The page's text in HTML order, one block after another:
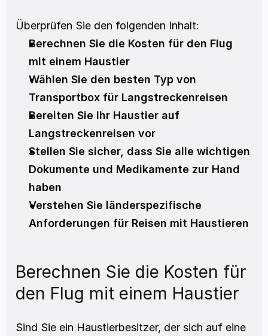
Überprüfen Sie den folgenden Inhalt:
Berechnen Sie die Kosten für den Flug
mit einem Haustier
Wählen Sie den besten Typ von
Transportbox für Langstreckenreisen
Bereiten Sie Ihr Haustier auf
Langstreckenreisen vor
Stellen Sie sicher, dass Sie alle wichtigen
Dokumente und Medikamente zur Hand
haben
Verstehen Sie länderspezifische
Anforderungen für Reisen mit Haustieren
Berechnen Sie die Kosten für
den Flug mit einem Haustier
Sind Sie ein Haustierbesitzer, der sich auf eine